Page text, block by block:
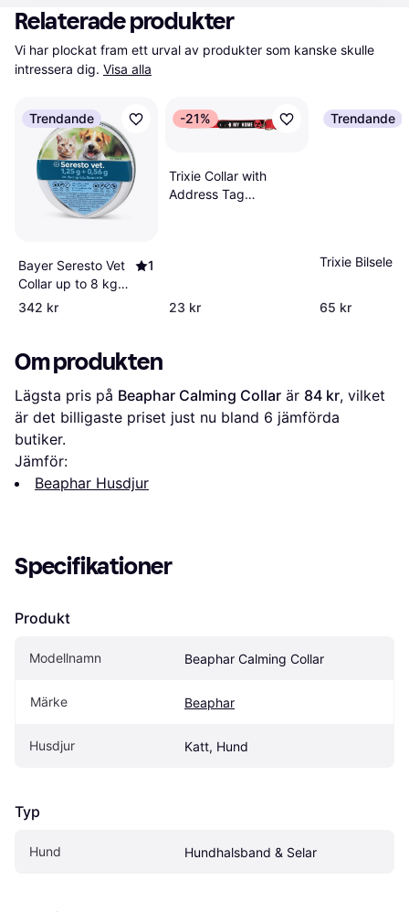
Relaterade produkter
Vi har plockat fram ett urval av produkter som kanske skulle
intressera dig. Visa alla
Trendande
Bayer Seresto Vet
Collar up to 8 kg
1.25 g + 0.56 g
1
342 kr
-21%
Trixie Collar with
Address Tag
23 kr
Trendande
Trixie Bilsele
65 kr
Om produkten
Lägsta pris på Beaphar Calming Collar är 84 kr, vilket
är det billigaste priset just nu bland 6 jämförda
butiker.
Jämför:
Beaphar Husdjur
Specifikationer
Produkt
Modellnamn Beaphar Calming Collar
Märke Beaphar
Husdjur Katt, Hund
Typ
Hund Hundhalsband & Selar